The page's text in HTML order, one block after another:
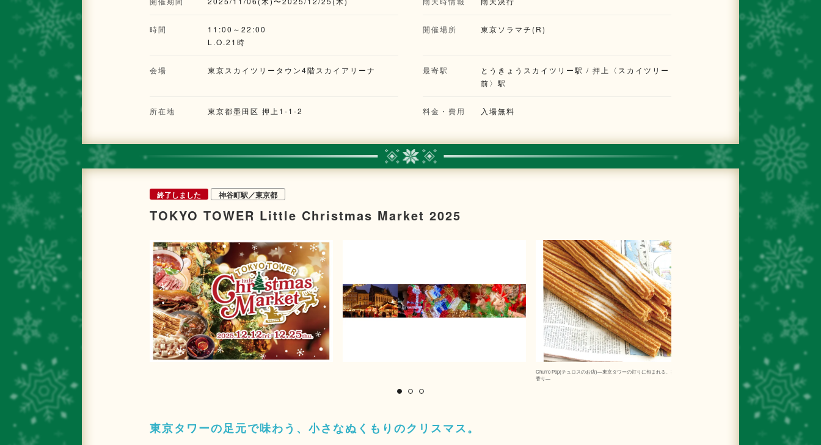
で、シェフこだわりの食材と製法による手作りならではの味わいを楽しめます。 昨年に続き、カラーバリエーションを新
たにしたお菓子の家も再登場します。お子さまから大人まで心ときめく空間が広がります。グリューワインやホットココ
時間
11:00～22:00
L.O.21時
開催場所 東京ソラマチ(R)
会場 東京スカイツリータウン4階スカイアリーナ 最寄駅
とうきょうスカイツリー駅 / 押上〈スカイツリー
前〉駅
所在地 東京都墨田区 押上1-1-2 料金・費用 入場無料
終了しました 神谷町駅／東京都
TOKYO TOWER Little Christmas Market 2025
Churro Pop(チュロスのお店)―東京タワーの灯りに包まれる、揚げたてチュロスの
香り―
Schnitzels＆Chicken(シュニッツェル＆
お肉。冬に恋しくなるドイツ風コンフォ
東京タワーの足元で味わう、小さなぬくもりのクリスマス。